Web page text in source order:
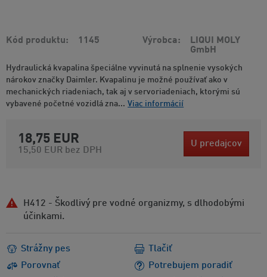
Kód produktu 1145 Výrobca
LIQUI MOLY
GmbH
Hydraulická kvapalina špeciálne vyvinutá na splnenie vysokých
nárokov značky Daimler. Kvapalinu je možné používať ako v
mechanických riadeniach, tak aj v servoriadeniach, ktorými sú
vybavené početné vozidlá zna... Viac informácií
18,75 EUR
15,50 EUR bez DPH
U predajcov
H412 - Škodlivý pre vodné organizmy, s dlhodobými
účinkami.
Strážny pes
Porovnať
Potrebujem poradiť
Tlačiť